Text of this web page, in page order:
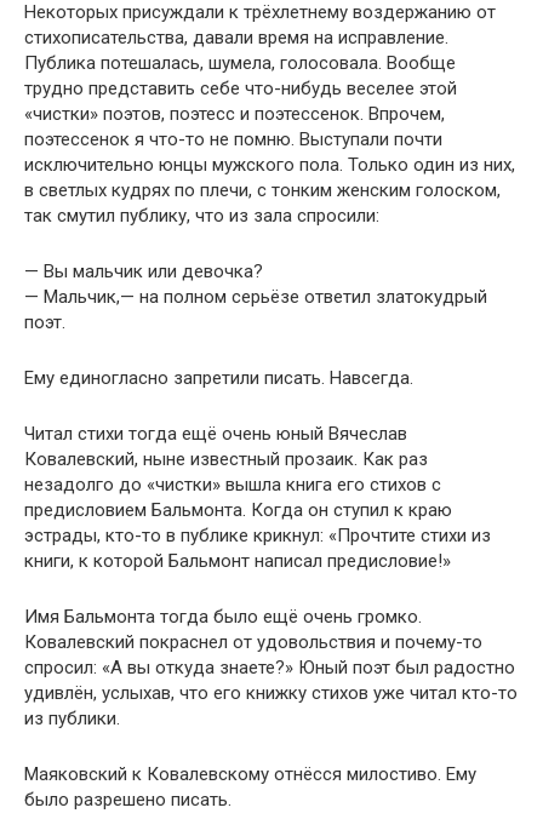
Некоторых присуждали к трёхлетнему воздержанию от
стихописательства, давали время на исправление.
Публика потешалась, шумела, голосовала. Вообще
трудно представить себе что-нибудь веселее этой
«чистки» поэтов, поэтесс и поэтессенок. Впрочем,
поэтессенок я что-то не помню. Выступали почти
исключительно юнцы мужского пола. Только один из них,
в светлых кудрях по плечи, с тонким женским голоском,
так смутил публику, что из зала спросили:
— Вы мальчик или девочка?
— Мальчик,— на полном серьёзе ответил златокудрый
поэт.
Ему единогласно запретили писать. Навсегда.
Читал стихи тогда ещё очень юный Вячеслав
Ковалевский, ныне известный прозаик. Как раз
незадолго до «чистки» вышла книга его стихов с
предисловием Бальмонта. Когда он ступил к краю
эстрады, кто-то в публике крикнул: «Прочтите стихи из
книги, к которой Бальмонт написал предисловие!»
Имя Бальмонта тогда было ещё очень громко.
Ковалевский покраснел от удовольствия и почему-то
спросил: «А вы откуда знаете?» Юный поэт был радостно
удивлён, услыхав, что его книжку стихов уже читал кто-то
из публики.
Маяковский к Ковалевскому отнёсся милостиво. Ему
было разрешено писать.